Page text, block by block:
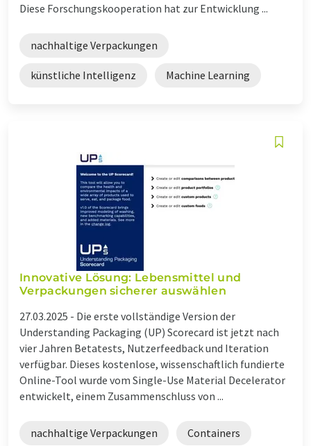
Diese Forschungskooperation hat zur Entwicklung ...
nachhaltige Verpackungen
künstliche Intelligenz Machine Learning
Innovative Lösung: Lebensmittel und
Verpackungen sicherer auswählen
27.03.2025 - Die erste vollständige Version der
Understanding Packaging (UP) Scorecard ist jetzt nach
vier Jahren Betatests, Nutzerfeedback und Iteration
verfügbar. Dieses kostenlose, wissenschaftlich fundierte
Online-Tool wurde vom Single-Use Material Decelerator
entwickelt, einem Zusammenschluss von ...
nachhaltige Verpackungen Containers